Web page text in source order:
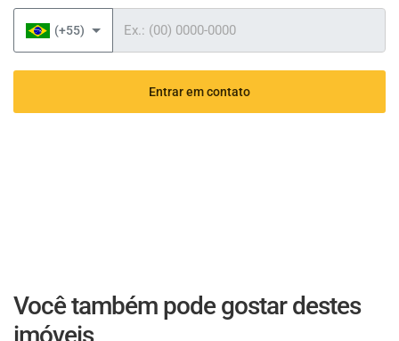
(+55)
Entrar em contato
Você também pode gostar destes